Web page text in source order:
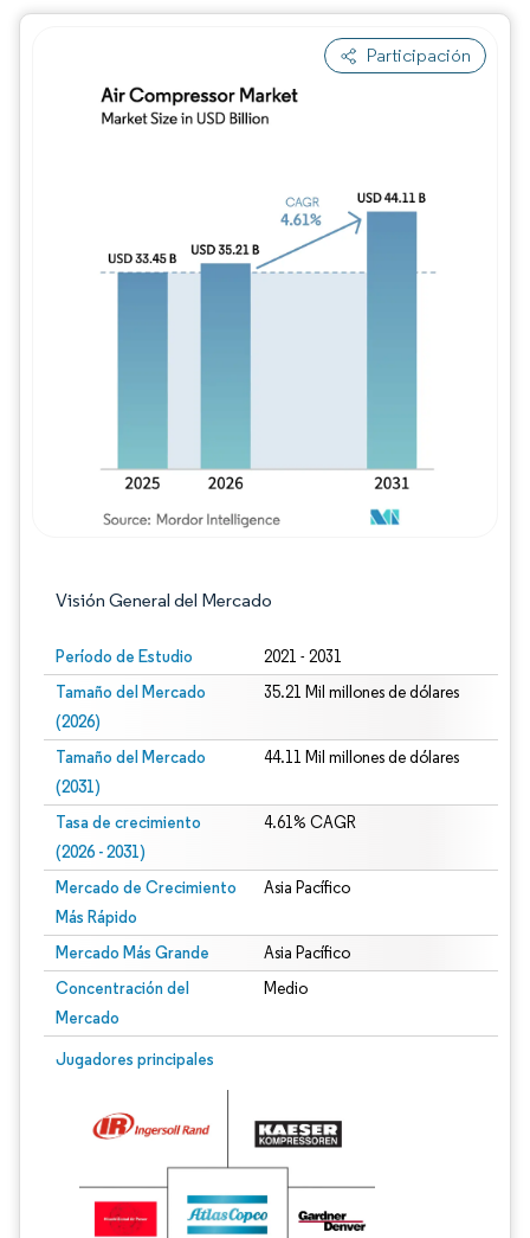
Participación
Visión General del Mercado
Período de Estudio 2021 - 2031
Tamaño del Mercado
(2026)
35.21 Mil millones de dólares
Tamaño del Mercado
(2031)
44.11 Mil millones de dólares
Tasa de crecimiento
(2026 - 2031)
4.61% CAGR
Mercado de Crecimiento
Más Rápido
Asia Pacífico
Mercado Más Grande Asia Pacífico
Concentración del
Mercado
Medio
Jugadores principales
Imagen © Mordor Intelligence. El uso requiere atribución según CC BY 4.0.